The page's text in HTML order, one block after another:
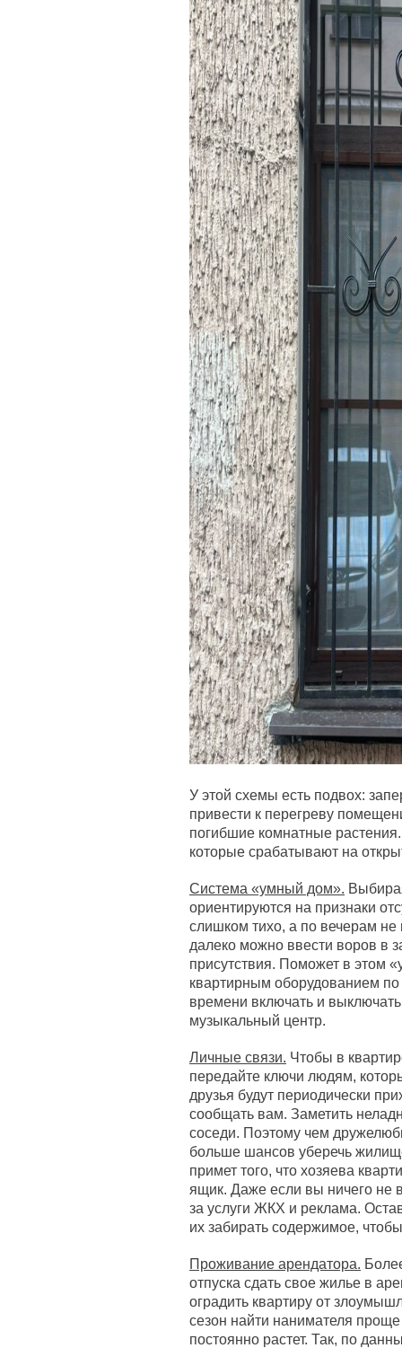
У этой схемы есть подвох:
привести к перегреву
погибшие комнатные
которые срабатывают на
Система «умный дом».
ориентируются на признаки
слишком тихо, а по вечерам не
далеко можно ввести воров в
присутствия. Поможет в этом
квартирным оборудованием
времени включать и
музыкальный центр.
Личные связи. Чтобы в
передайте ключи людям,
друзья будут периодически
сообщать вам. Заметить
соседи. Поэтому чем
больше шансов уберечь
примет того, что хозяева
ящик. Даже если вы ничего не
за услуги ЖКХ и реклама.
их забирать содержимое,
Проживание арендатора.
отпуска сдать свое жилье в
оградить квартиру от
сезон найти нанимателя проще
постоянно растет. Так, по